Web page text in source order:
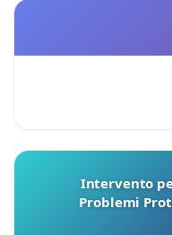
Intervento
Problemi